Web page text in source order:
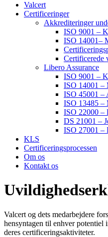
Valcert
Certificeringer
Akkrediteringer
ISO 9001 –
ISO 14001–
Certificerede
Libero Assurance
ISO 9001 –
ISO 14001 –
ISO 45001 –
ISO 13485 –
ISO 22000 –
DS 21001 –
ISO 27001 –
KLS
Certificeringsprocessen
Om os
Kontakt os
Valcert og dets medarbejdere
hensyntagen til enhver potentiel
deres certificeringsaktiviteter.